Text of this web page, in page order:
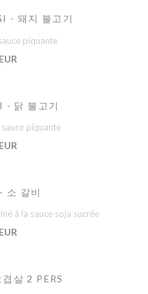
- 돼지 불고기
piquante
- 닭 불고기
piquante
소 갈비
à la sauce soja sucrée
살 2 PERS